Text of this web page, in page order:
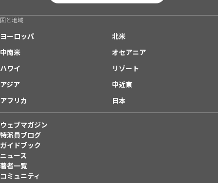
国と地域
ヨーロッパ
北米
中南米
オセアニア
ハワイ
リゾート
アジア
中近東
アフリカ
日本
ウェブマガジン
特派員ブログ
ガイドブック
ニュース
著者一覧
コミュニティ